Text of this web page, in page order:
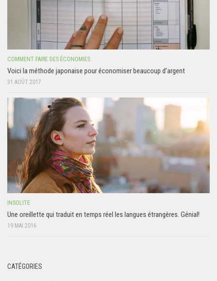
COMMENT FAIRE DES ÉCONOMIES
Voici la méthode japonaise pour économiser beaucoup d’argent
31 AOÛT 2017
INSOLITE
Une oreillette qui traduit en temps réel les langues étrangères. Génial!
19 MAI 2016
CATÉGORIES